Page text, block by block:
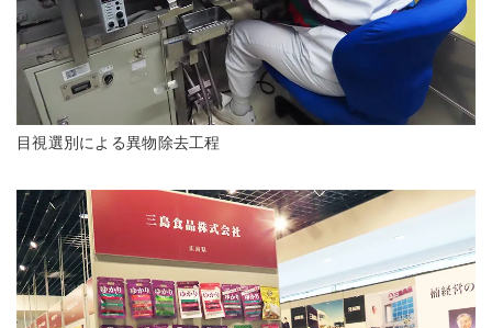
目視選別による異物除去工程